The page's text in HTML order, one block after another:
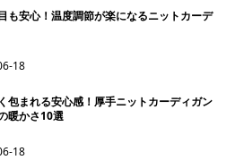
も安心！温度調節が楽になるニットカーデ
18
包まれる安心感！厚手ニットカーディガン
暖かさ10選
18